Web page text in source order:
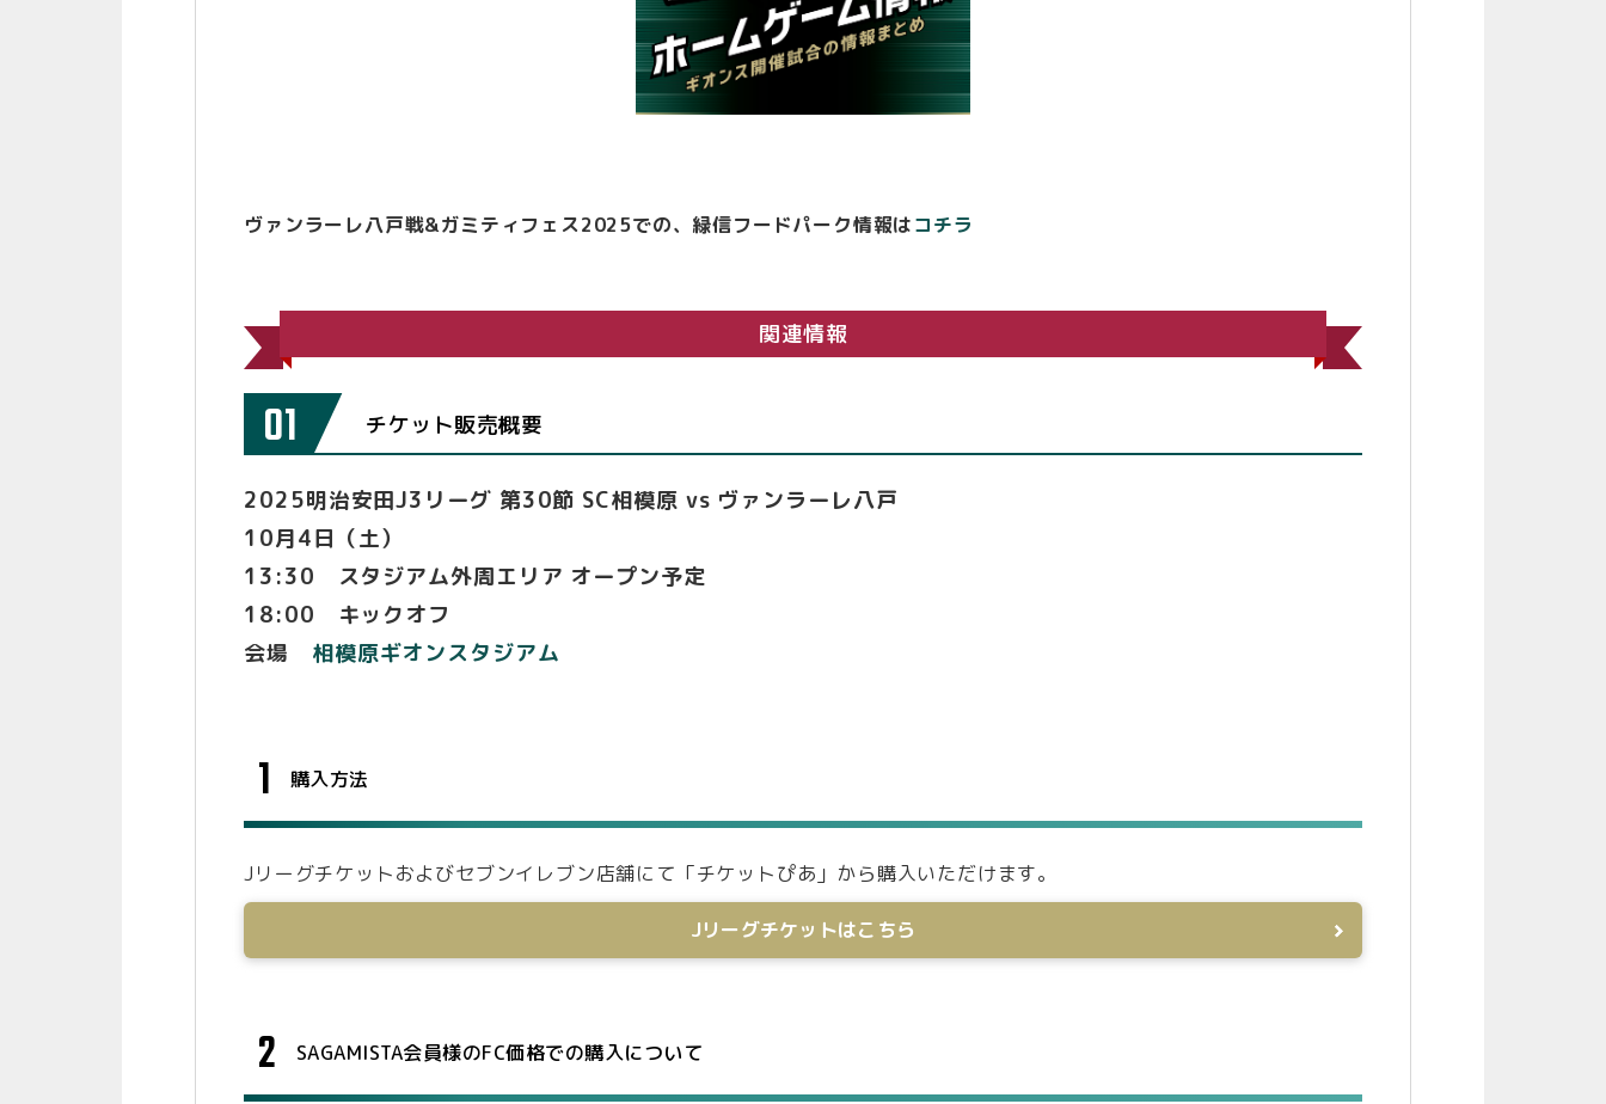
ヴァンラーレ八戸戦&ガミティフェス2025での、緑信フードパーク情報はコチラ
関連情報
01 チケット販売概要
2025明治安田J3リーグ 第30節 SC相模原 vs ヴァンラーレ八戸
10月4日（土）
13:30 スタジアム外周エリア オープン予定
18:00 キックオフ
会場 相模原ギオンスタジアム
1 購入方法
Jリーグチケットおよびセブンイレブン店舗にて「チケットぴあ」から購入いただけます。
Jリーグチケットはこちら
2 SAGAMISTA会員様のFC価格での購入について